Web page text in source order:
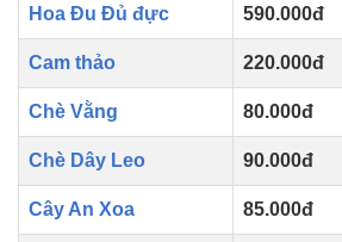
Hoa Đu Đủ đực 590.000đ
Cam thảo 220.000đ
Chè Vằng 80.000đ
Chè Dây Leo 90.000đ
Cây An Xoa 85.000đ